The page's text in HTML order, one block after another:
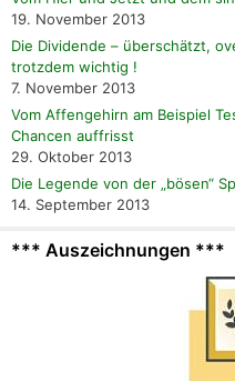
19. November 2013
Die Dividende – überschätzt,
trotzdem wichtig !
7. November 2013
Vom Affengehirn am Beispiel
Chancen auffrisst
29. Oktober 2013
Die Legende von der „bösen“
14. September 2013
*** Auszeichnungen ***